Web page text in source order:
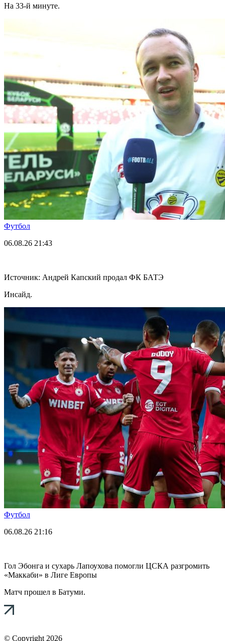
На 33-й минуте.
Футбол
06.08.26 21:43
Источник: Андрей Капский продал ФК БАТЭ
Инсайд.
Футбол
06.08.26 21:16
Гол Эбонга и сухарь Лапоухова помогли ЦСКА разгромить
«Маккаби» в Лиге Европы
Матч прошел в Батуми.
© Copyright 2026